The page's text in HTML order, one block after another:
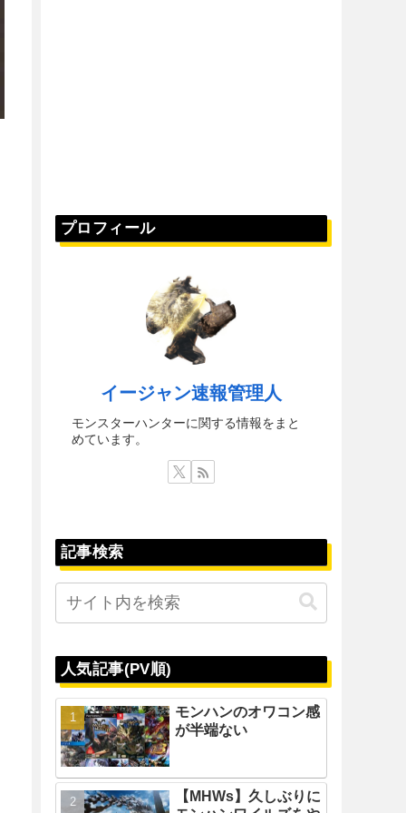
プロフィール
イージャン速報管理人
モンスターハンターに関する情報をまと
めています。
記事検索
人気記事(PV順)
モンハンのオワコン感
が半端ない
【MHWs】久しぶりに